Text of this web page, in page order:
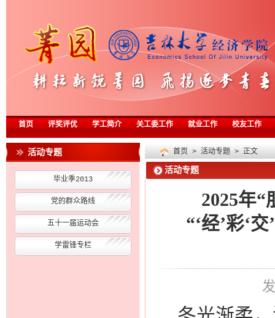
首页 评奖评优 学工简介 关工委工作 就业工作 校友工作
活动专题
毕业季2013
党的群众路线
五十一届运动会
学雷锋专栏
首页 > 活动专题 > 正文
活动专题
2025年
“‘经’彩‘